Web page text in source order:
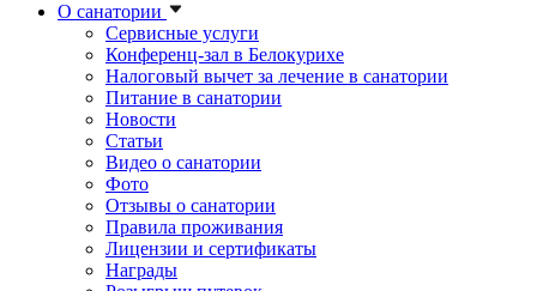
О санатории
Сервисные услуги
Конференц-зал в Белокурихе
Налоговый вычет за лечение в санатории
Питание в санатории
Новости
Статьи
Видео о санатории
Фото
Отзывы о санатории
Правила проживания
Лицензии и сертификаты
Награды